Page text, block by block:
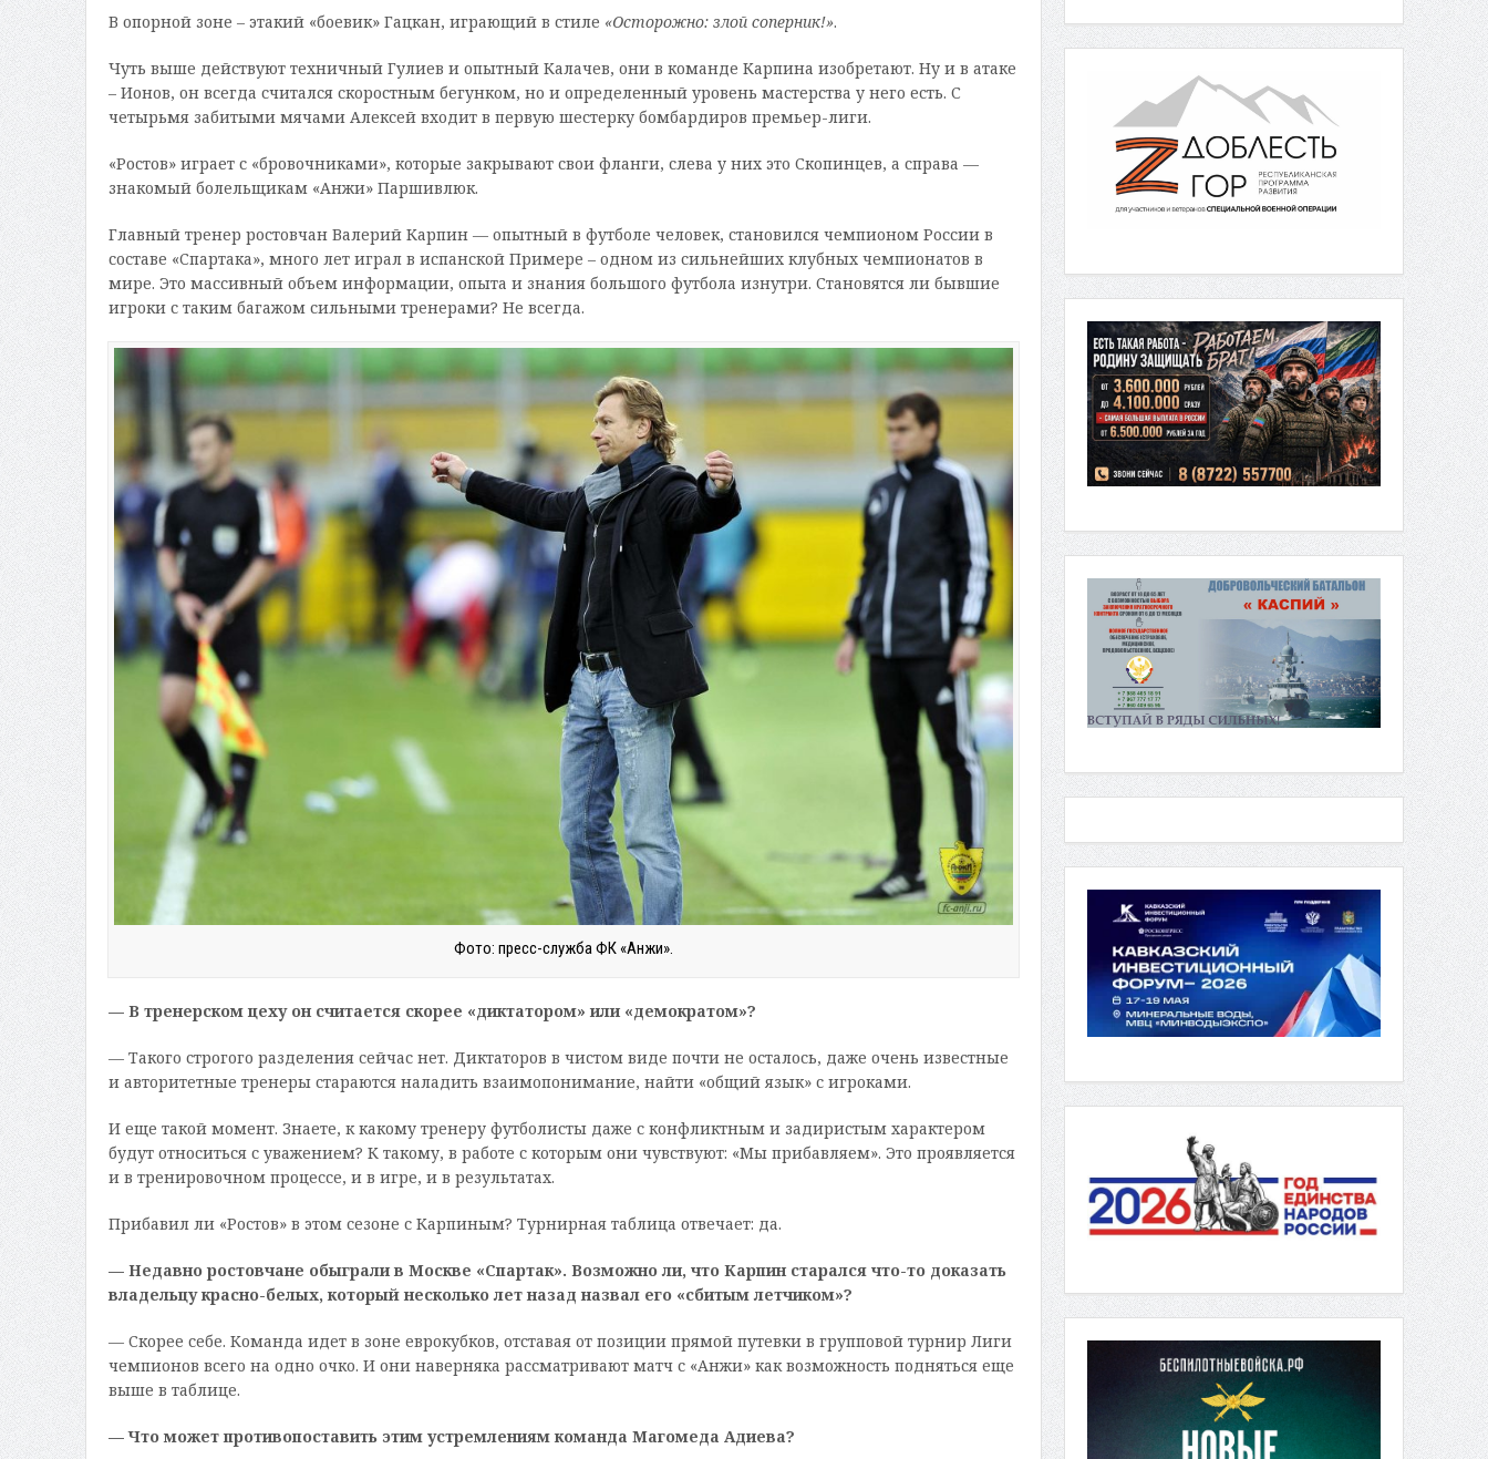
В опорной зоне – этакий «боевик» Гацкан, играющий в стиле «Осторожно: злой соперник!».
Чуть выше действуют техничный Гулиев и опытный Калачев, они в команде Карпина изобретают. Ну и в атаке
– Ионов, он всегда считался скоростным бегунком, но и определенный уровень мастерства у него есть. С
четырьмя забитыми мячами Алексей входит в первую шестерку бомбардиров премьер-лиги.
«Ростов» играет с «бровочниками», которые закрывают свои фланги, слева у них это Скопинцев, а справа —
знакомый болельщикам «Анжи» Паршивлюк.
Главный тренер ростовчан Валерий Карпин — опытный в футболе человек, становился чемпионом России в
составе «Спартака», много лет играл в испанской Примере – одном из сильнейших клубных чемпионатов в
мире. Это массивный объем информации, опыта и знания большого футбола изнутри. Становятся ли бывшие
игроки с таким багажом сильными тренерами? Не всегда.
Фото: пресс-служба ФК «Анжи».
— В тренерском цеху он считается скорее «диктатором» или «демократом»?
— Такого строгого разделения сейчас нет. Диктаторов в чистом виде почти не осталось, даже очень известные
и авторитетные тренеры стараются наладить взаимопонимание, найти «общий язык» с игроками.
И еще такой момент. Знаете, к какому тренеру футболисты даже с конфликтным и задиристым характером
будут относиться с уважением? К такому, в работе с которым они чувствуют: «Мы прибавляем». Это проявляется
и в тренировочном процессе, и в игре, и в результатах.
Прибавил ли «Ростов» в этом сезоне с Карпиным? Турнирная таблица отвечает: да.
— Недавно ростовчане обыграли в Москве «Спартак». Возможно ли, что Карпин старался что-то доказать
владельцу красно-белых, который несколько лет назад назвал его «сбитым летчиком»?
— Скорее себе. Команда идет в зоне еврокубков, отставая от позиции прямой путевки в групповой турнир Лиги
чемпионов всего на одно очко. И они наверняка рассматривают матч с «Анжи» как возможность подняться еще
выше в таблице.
— Что может противопоставить этим устремлениям команда Магомеда Адиева?